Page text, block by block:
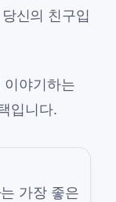
신의 친구입
이야기하는
입니다.
가장 좋은